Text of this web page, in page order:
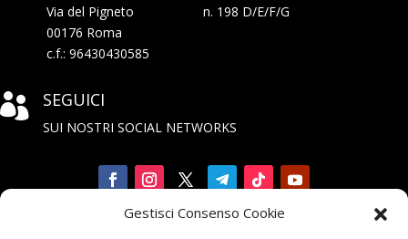
Gestisci Consenso Cookie
Via del Pigneto n. 198 D/E/F/G
00176 Roma
c.f.: 96430430585
 SEGUICI
SUI NOSTRI SOCIAL NETWORKS